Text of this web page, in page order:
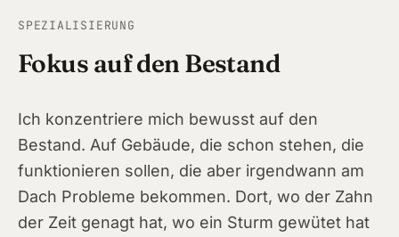
SPEZIALISIERUNG
Fokus auf den Bestand
Ich konzentriere mich bewusst auf den
Bestand. Auf Gebäude, die schon stehen, die
funktionieren sollen, die aber irgendwann am
Dach Probleme bekommen. Dort, wo der Zahn
der Zeit genagt hat, wo ein Sturm gewütet hat